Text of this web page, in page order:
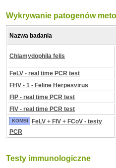
Wykrywanie patogenów
Nazwa badania
Chlamydophila felis
FeLV - real time PCR test
FHV - 1 - Feline Herpesvirus
FIP - real time PCR test
FIV - real time PCR test
KOMBI
FeLV + FIV + FCoV - testy
PCR
Testy immunologiczne